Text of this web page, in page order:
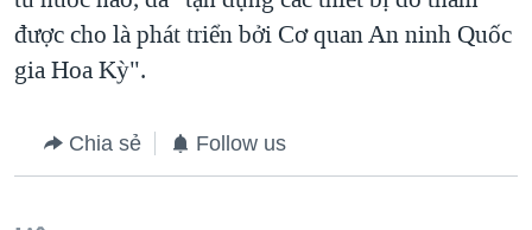
được cho là phát triển bởi Cơ quan An ninh Quốc
gia Hoa Kỳ".
Chia sẻ Follow us